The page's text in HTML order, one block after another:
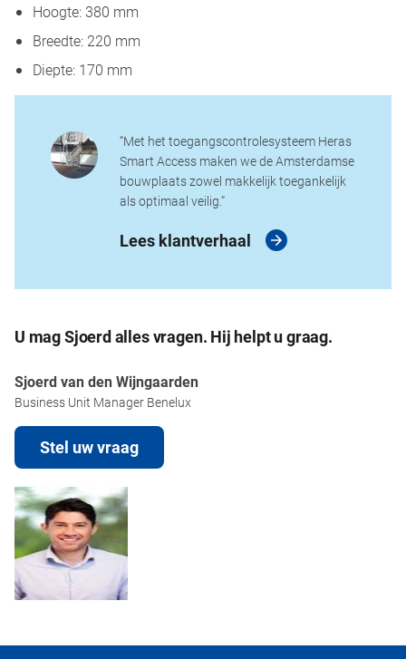
Hoogte: 380 mm
Breedte: 220 mm
Diepte: 170 mm
“Met het toegangscontrolesysteem Heras
Smart Access maken we de Amsterdamse
bouwplaats zowel makkelijk toegankelijk
als optimaal veilig.”
Lees klantverhaal
U mag Sjoerd alles vragen. Hij helpt u graag.
Sjoerd van den Wijngaarden
Business Unit Manager Benelux
Stel uw vraag